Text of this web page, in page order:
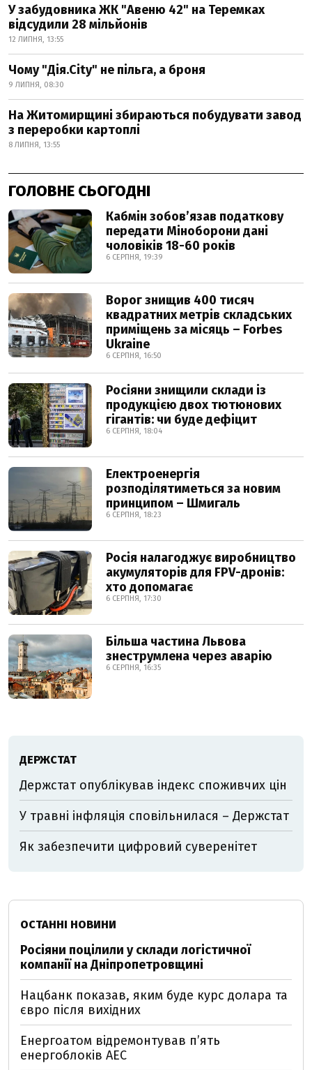
У забудовника ЖК "Авеню 42" на Теремках
відсудили 28 мільйонів
12 ЛИПНЯ, 13:55
Чому "Дія.City" не пільга, а броня
9 ЛИПНЯ, 08:30
На Житомирщині збираються побудувати завод
з переробки картоплі
8 ЛИПНЯ, 13:55
ГОЛОВНЕ СЬОГОДНІ
Кабмін зобовʼязав податкову
передати Міноборони дані
чоловіків 18-60 років
6 СЕРПНЯ, 19:39
Ворог знищив 400 тисяч
квадратних метрів складських
приміщень за місяць – Forbes
Ukraine
6 СЕРПНЯ, 16:50
Росіяни знищили склади із
продукцією двох тютюнових
гігантів: чи буде дефіцит
6 СЕРПНЯ, 18:04
Електроенергія
розподілятиметься за новим
принципом – Шмигаль
6 СЕРПНЯ, 18:23
Росія налагоджує виробництво
акумуляторів для FPV-дронів:
хто допомагає
6 СЕРПНЯ, 17:30
Більша частина Львова
знеструмлена через аварію
6 СЕРПНЯ, 16:35
ДЕРЖСТАТ
Держстат опублікував індекс споживчих цін
У травні інфляція сповільнилася – Держстат
Як забезпечити цифровий суверенітет
ОСТАННІ НОВИНИ
Росіяни поцілили у склади логістичної
компанії на Дніпропетровщині
Нацбанк показав, яким буде курс долара та
євро після вихідних
Енергоатом відремонтував п’ять
енергоблоків АЕС